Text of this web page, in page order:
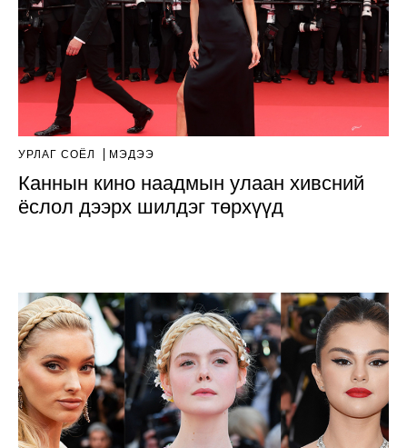
УРЛАГ СОЁЛ МЭДЭЭ
Каннын кино наадмын улаан хивсний
ёслол дээрх шилдэг төрхүүд